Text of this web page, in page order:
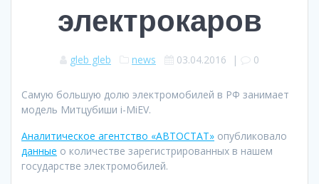
электрокаров
gleb gleb news 03.04.2016 | 0
Самую большую долю электромобилей в РФ занимает
модель Митцубиши i-MiEV.
Аналитическое агентство «АВТОСТАТ» опубликовало
данные о количестве зарегистрированных в нашем
государстве электромобилей.